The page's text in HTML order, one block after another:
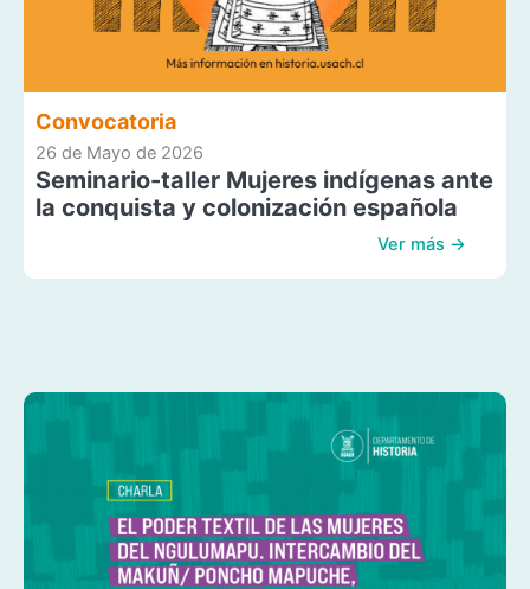
Convocatoria
26 de Mayo de 2026
Seminario-taller Mujeres indígenas ante
la conquista y colonización española
Ver más →